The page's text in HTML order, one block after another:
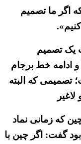
اگر ما تصمیم
یک تصمیم
و ادامه خط برجام
تصمیمی که البته
که زمانی نماد
گفت: اگر چین با